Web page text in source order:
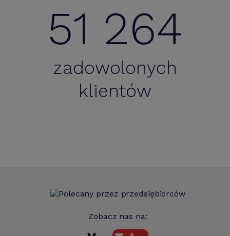
51 264
zadowolonych
klientów
Zobacz nas na: